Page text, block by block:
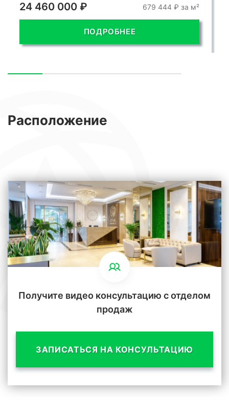
24 460 000 ₽ 679 444 ₽ за м²
ПОДРОБНЕЕ
Расположение
Получите видео консультацию с отделом
продаж
ЗАПИСАТЬСЯ НА КОНСУЛЬТАЦИЮ